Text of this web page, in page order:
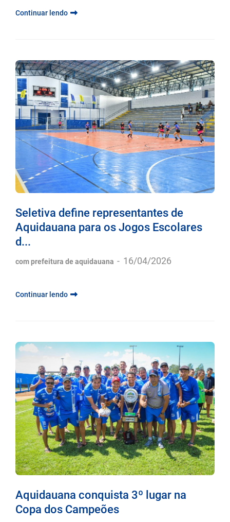
Continuar lendo
Seletiva define representantes de
Aquidauana para os Jogos Escolares
d...
com prefeitura de aquidauana - 16/04/2026
Continuar lendo
Aquidauana conquista 3º lugar na
Copa dos Campeões